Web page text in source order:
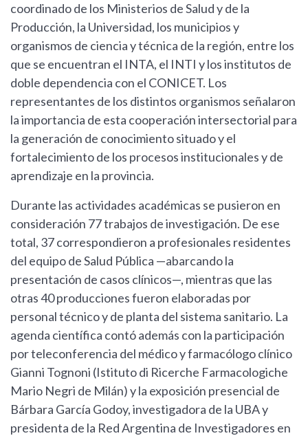
coordinado de los Ministerios de Salud y de la
Producción, la Universidad, los municipios y
organismos de ciencia y técnica de la región, entre los
que se encuentran el INTA, el INTI y los institutos de
doble dependencia con el CONICET. Los
representantes de los distintos organismos señalaron
la importancia de esta cooperación intersectorial para
la generación de conocimiento situado y el
fortalecimiento de los procesos institucionales y de
aprendizaje en la provincia.
Durante las actividades académicas se pusieron en
consideración 77 trabajos de investigación. De ese
total, 37 correspondieron a profesionales residentes
del equipo de Salud Pública —abarcando la
presentación de casos clínicos—, mientras que las
otras 40 producciones fueron elaboradas por
personal técnico y de planta del sistema sanitario. La
agenda científica contó además con la participación
por teleconferencia del médico y farmacólogo clínico
Gianni Tognoni (Istituto di Ricerche Farmacologiche
Mario Negri de Milán) y la exposición presencial de
Bárbara García Godoy, investigadora de la UBA y
presidenta de la Red Argentina de Investigadores en